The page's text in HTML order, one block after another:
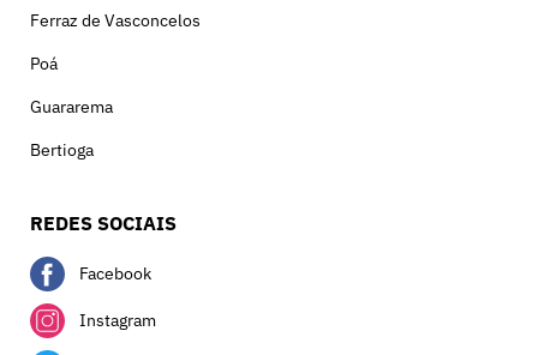
Ferraz de Vasconcelos
Poá
Guararema
Bertioga
REDES SOCIAIS
Facebook
Instagram